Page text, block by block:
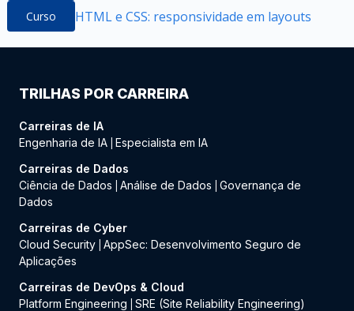
Curso HTML e CSS: responsividade em layouts
TRILHAS POR CARREIRA
Carreiras de IA
Engenharia de IA Especialista em IA
Carreiras de Dados
Ciência de Dados
Análise de Dados
Governança de
Dados
Carreiras de Cyber
Cloud Security AppSec: Desenvolvimento Seguro de
Aplicações
Carreiras de DevOps & Cloud
Platform Engineering
SRE (Site Reliability Engineering)